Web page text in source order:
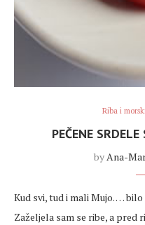
Riba i
PEČENE
by Ana-
Kud svi, tud i mali Mujo. …
Zaželjela sam se ribe, a pred